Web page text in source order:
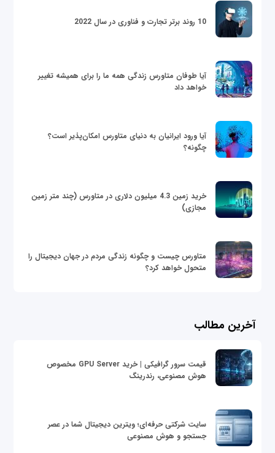
10 روند برتر تجارت و فناوری در سال 2022
آیا طوفان متاورس زندگی همه ما را برای همیشه تغییر
خواهد داد
آیا ورود ایرانیان به دنیای متاورس امکان‌پذیر است؟
چگونه؟
خرید زمین 4.3 میلیون دلاری در متاورس (چند متر زمین
مجازی)
متاورس چیست و چگونه زندگی مردم در جهان دیجیتال را
متحول خواهد کرد؟
آخرین مطالب
قیمت سرور گرافیکی | خرید GPU Server مخصوص
هوش مصنوعی، رندرینگ
سایت شرکتی حرفه‌ای؛ ویترین دیجیتال شما در عصر
جستجو و هوش مصنوعی